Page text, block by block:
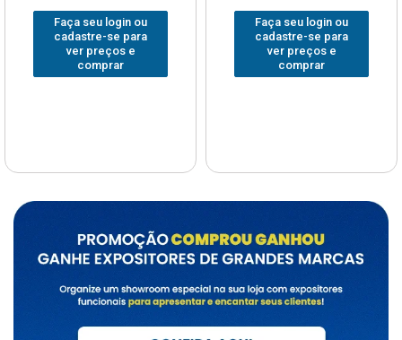
Faça seu login ou
cadastre-se para
ver preços e
comprar
Faça seu login ou
cadastre-se para
ver preços e
comprar